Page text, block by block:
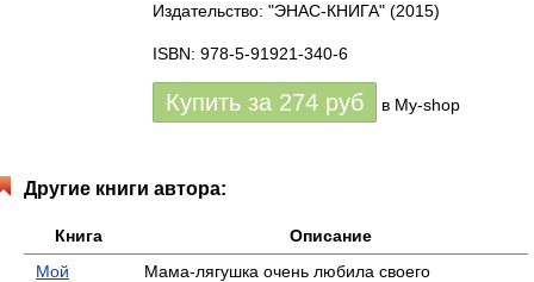
Издательство: "ЭНАС-КНИГА" (2015)
ISBN: 978-5-91921-340-6
Купить за 274 руб в My-shop
Другие книги автора:
Книга
Описание
Мой
Мама-лягушка очень любила своего